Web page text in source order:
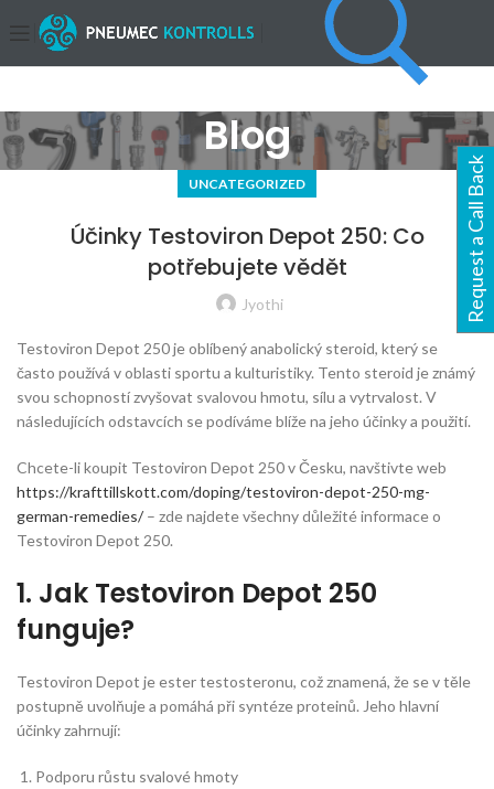
Blog
UNCATEGORIZED
Účinky Testoviron Depot 250: Co
potřebujete vědět
Jyothi
Testoviron Depot 250 je oblíbený anabolický steroid, který se
často používá v oblasti sportu a kulturistiky. Tento steroid je známý
svou schopností zvyšovat svalovou hmotu, sílu a vytrvalost. V
následujících odstavcích se podíváme blíže na jeho účinky a použití.
Chcete-li koupit Testoviron Depot 250 v Česku, navštivte web
https://krafttillskott.com/doping/testoviron-depot-250-mg-
german-remedies/– zde najdete všechny důležité informace o
Testoviron Depot 250.
1. Jak Testoviron Depot 250
funguje?
Testoviron Depot je ester testosteronu, což znamená, že se v těle
postupně uvolňuje a pomáhá při syntéze proteinů. Jeho hlavní
účinky zahrnují:
Podporu růstu svalové hmoty
Request a Call Back